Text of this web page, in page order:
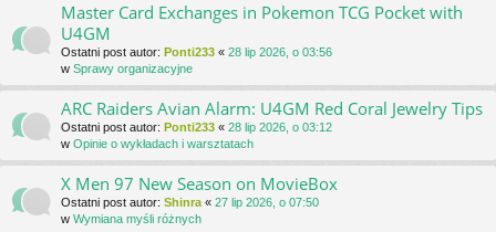
Master Card Exchanges in Pokemon TCG Pocket with
U4GM
Ostatni post autor: Ponti233 « 28 lip 2026, o 03:56
w Sprawy organizacyjne
ARC Raiders Avian Alarm: U4GM Red Coral Jewelry Tips
Ostatni post autor: Ponti233 « 28 lip 2026, o 03:12
w Opinie o wykładach i warsztatach
X Men 97 New Season on MovieBox
Ostatni post autor: Shinra « 27 lip 2026, o 07:50
w Wymiana myśli różnych